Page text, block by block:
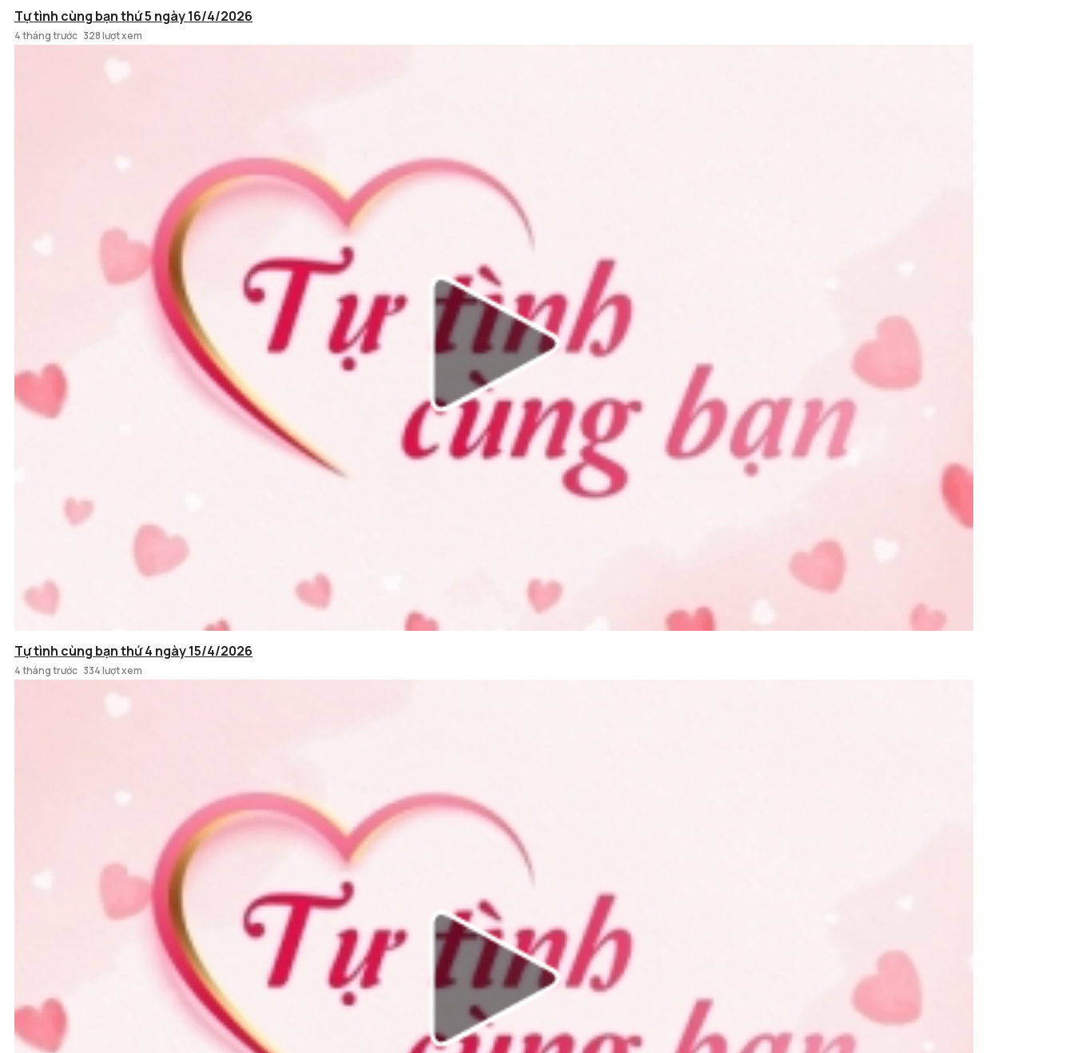
Tự tình cùng bạn thứ 5 ngày 16/4/2026
4 tháng trước 328 lượt xem
Tự tình cùng bạn thứ 4 ngày 15/4/2026
4 tháng trước 334 lượt xem